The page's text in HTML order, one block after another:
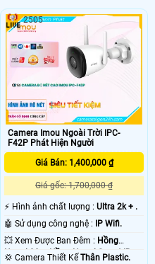
Camera Imou Ngoài Trời IPC-
F42P Phát Hiện Người
Giá Bán: 1,400,000 ₫
Giá gốc: 1,700,000 ₫
️⚡ Hình ảnh chất lượng :Ultra 2k + .
🤖️ Sử dụng công nghệ :
IP Wifi.
💥 Xem Được Ban Đêm : Hồng
Ngoại 30m Hồng Ngoại Smart IR.
💢 Camera Thiết KếThân Plastic.
2505